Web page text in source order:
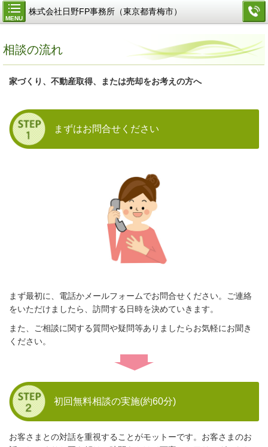
MENU
株式会社日野FP事務所（東京都青梅市）
相談の流れ
家づくり、不動産取得、または売却をお考えの方へ
まずはお問合せください
まず最初に、電話かメールフォームでお問合せください。ご連絡
をいただけましたら、訪問する日時を決めていきます。
また、ご相談に関する質問や疑問等ありましたらお気軽にお聞き
ください。
初回無料相談の実施(約60分)
お客さまとの対話を重視することがモットーです。お客さまのお